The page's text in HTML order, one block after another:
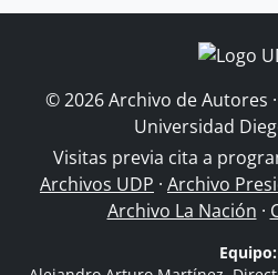
© 2026 Archivo de Autores
Universidad
Visitas previa cita a
Archivos UDP · Archivo
Archivo La Nación ·
Equipo: